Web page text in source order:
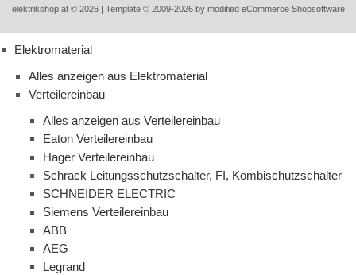
elektrikshop.at © 2026 | Template © 2009-2026 by modified eCommerce Shopsoftware
Elektromaterial
Alles anzeigen aus Elektromaterial
Verteilereinbau
Alles anzeigen aus Verteilereinbau
Eaton Verteilereinbau
Hager Verteilereinbau
Schrack Leitungsschutzschalter, FI, Kombischutzschalter
SCHNEIDER ELECTRIC
Siemens Verteilereinbau
ABB
AEG
Legrand